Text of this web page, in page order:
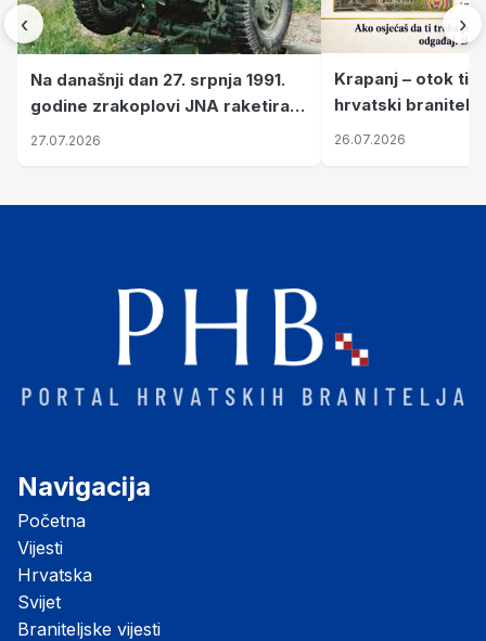
‹
Na današnji dan 27. srpnja 1991.
godine zrakoplovi JNA raketirali
su vojarnu i obučni centar "Nikola
27.07.2026
Krapanj – otok
hrvatski branitelji
pronalaze mir
26.07.2026
›
Navigacija
Početna
Vijesti
Hrvatska
Svijet
Braniteljske vijesti